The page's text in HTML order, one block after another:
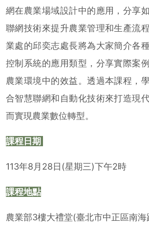
網在農業場域設計中的應用，分享
聯網技術來提升農業管理和生產流
業處的邱奕志處長將為大家簡介各
控制系統的應用類型，分享實際案
農業環境中的效益。透過本課程，
合智慧聯網和自動化技術來打造現
而實現農業數位轉型。
課程日期
113年8月28日(星期三)下午2時
課程地點
農業部3樓大禮堂(臺北市中正區南海